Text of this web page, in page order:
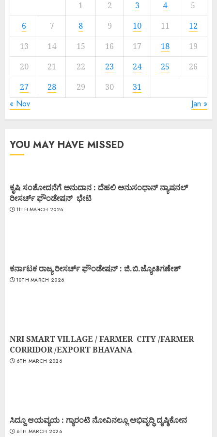
1
2 3 4
5
6
7 8 9 10 11
12
13
14 15 16 17 18
19
20
21 22 23 24 25
26
27
28 29 30 31
« Nov Jan »
YOU MAY HAVE MISSED
ಕೃಷಿ ಸಂಶೋದನೆಗೆ ಅನುದಾನ : ದೆಹಲಿ ಅನುಸಂಧಾನ್ ನ್ಯಾಷನಲ್
ರೀಸರ್ಚ್ ಫೌಂಡೇಷನ್ ಭೇಟಿ
11TH MARCH 2026
ಕರ್ನಾಟಕ ರಾಜ್ಯ ರೀಸರ್ಚ್ ಫೌಂಡೇಷನ್ : ಜಿ.ಬಿ.ಜ್ಯೋತಿಗಣೇಶ್
10TH MARCH 2026
NRI SMART VILLAGE / FARMER CITY /FARMER
CORRIDOR /EXPORT BHAVANA
6TH MARCH 2026
ಸಿದ್ದೂ ಆಯವ್ಯಯ : ಗ್ಯಾರಂಟಿ ನೋವಿನಲ್ಲೂ ಅಭಿವೃದ್ಧಿ ದೃಷ್ಠಿಕೋನ
6TH MARCH 2026